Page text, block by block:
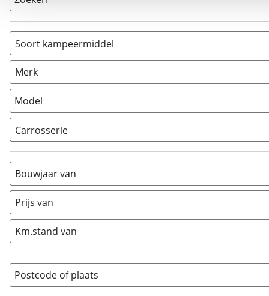
Soort kampeermiddel
Camper (8)
Caravan
Vouwwagen
Merk
Model
Carrosserie
Alkoof (0)
Busmodel
Caravan (0)
Half-integraal
Integraal (0)
Opzetunit (0
Vouwwagen (0)
Bouwjaar van
Prijs van
Km.stand van
Postcode of plaats